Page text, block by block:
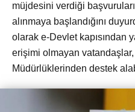
müjdesini verdiği
alınmaya başlandığını
olarak e-Devlet kapısından
erişimi olmayan
Müdürlüklerinden destek